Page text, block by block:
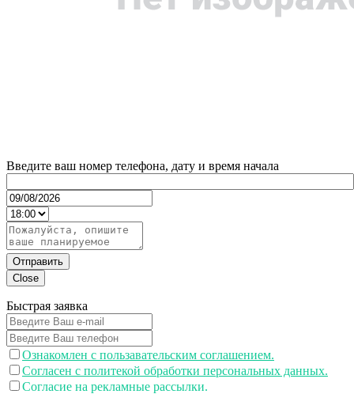
Введите ваш номер телефона, дату и время начала
Отправить
Close
Быстрая заявка
Ознакомлен с пользавательским соглашением.
Согласен с политекой обработки персональных данных.
Согласие на рекламные рассылки.